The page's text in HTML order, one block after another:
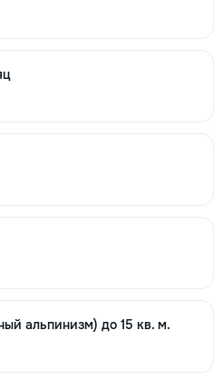
альпинизм) до 15 кв. м.